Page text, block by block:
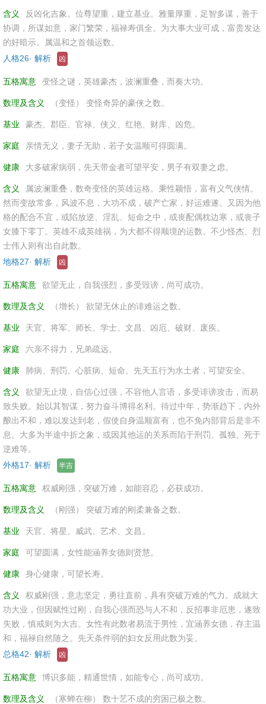
含义
反凶化吉象。位尊望重，建立基业。雅量厚重，足智多谋，善于
协调，所谋如意，家门繁荣，福禄寿俱全。为大事大业可成，富贵发达
的好暗示。属温和之首领运数。
人格26· 解析
凶
五格寓意 变怪之谜，英雄豪杰，波澜重叠，而奏大功。
数理及含义 （变怪） 变怪奇异的豪侠之数。
基业 豪杰、郡臣、官禄、侠义、红艳、财库、凶危。
家庭 亲情无义，妻子无助，若子女温顺可得圆满。
健康 大多破家病弱，先天带金者可望平安，男子有双妻之虑。
含义
属波澜重叠，数奇变怪的英雄运格。秉性颖悟，富有义气侠情。
然而变故常多，风波不息，大功不成，破产亡家，好运难遂。又因为他
格的配合不宜，或陷放逆、淫乱、短命之中，或丧配偶枕边寒，或丧子
女膝下零丁。英雄不成英雄祸，为大都不得顺境的运数。不少怪杰、烈
士伟人则有出自此数。
地格27· 解析
凶
五格寓意 欲望无止，自我强烈，多受毁谤，尚可成功。
数理及含义 （增长） 欲望无休止的诽难运之数。
基业 天官、将军、师长、学士、文昌、凶厄、破财、废疾。
家庭 六亲不得力，兄弟疏远。
健康 肺病、刑罚、心脏病、短命。先天五行为水土者，可望安全。
含义
欲望无止境，自信心过强，不容他人言语，多受诽谤攻击，而易
致失败。始以其智谋，努力奋斗博得名利。待过中年，势渐趋下，内外
酿出不和，难以发达到老，假使自身温顺富有，也不免内部背后是非不
息。大多为半途中折之象，或因其他运的关系而陷于刑罚、孤独、死于
逆难等。
外格17· 解析
半吉
五格寓意 权威刚强，突破万难，如能容忍，必获成功。
数理及含义 （刚强） 突破万难的刚柔兼备之数。
基业 天官、将星、威武、艺术、文昌。
家庭 可望圆满，女性能涵养女德则贤慧。
健康 身心健康，可望长寿。
含义
权威刚强，意志坚定，勇往直前，具有突破万难的气力。成就大
功大业，但因赋性过刚，自我心强而恐与人不和，反招事非厄患，遂致
失败，慎戒则为大吉。女性有此数者易流于男性，宜涵养女德，存主温
和，福禄自然随之。先天条件弱的妇女反用此数为妥。
总格42· 解析
凶
五格寓意 博识多能，精通世情，如能专心，尚可成功。
数理及含义 （寒蝉在柳） 数十艺不成的穷困已极之数。